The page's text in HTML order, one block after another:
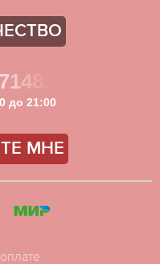
до 21:00
МНЕ